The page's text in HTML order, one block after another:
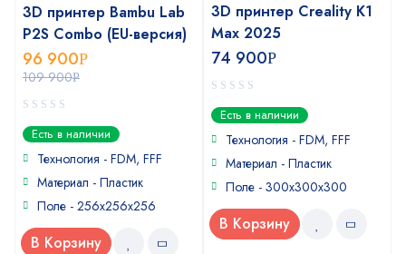
3D принтер Bambu Lab
P2S Combo (EU-версия)
109 900Р
96 900Р
0
out
of
Есть в наличии
Технология - FDM, FFF
Материал - Пластик
Поле - 256х256х256
В Корзину
3D принтер Creality K1
Max 2025
74 900Р
0
out
of
Есть в наличии
Технология - FDM, FFF
Материал - Пластик
Поле - 300х300х300
В Корзину